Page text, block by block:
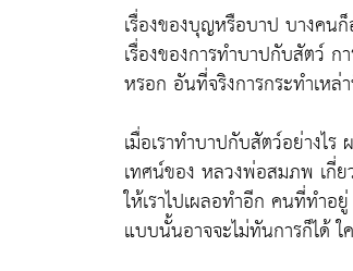
เรื่องของบุญหรือบาป บางคน
เรื่องของการทำบาปกับสัตว์ ก
หรอก อันที่จริงการกระทำเหล่
เมื่อเราทำบาปกับสัตว์อย่างไร
เทศน์ของ หลวงพ่อสมภพ เกี่ย
ให้เราไปเผลอทำอีก คนที่ทำ
แบบนั้นอาจจะไม่ทันการก็ได้ ใ